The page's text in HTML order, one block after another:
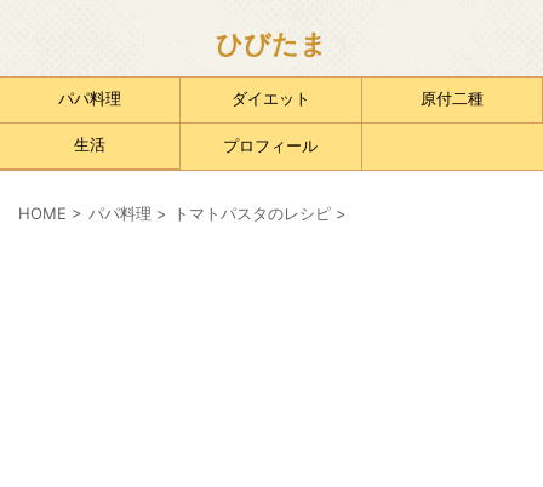
ひびたま
パパ料理 ダイエット 原付二種
生活 プロフィール
HOME > パパ料理 > トマトパスタのレシピ >